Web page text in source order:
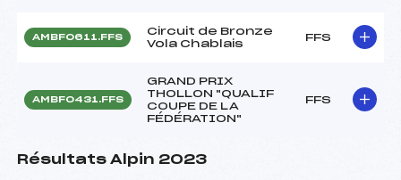
AMBF0611.FFS
Circuit de Bronze
Vola Chablais
FFS
AMBF0431.FFS
GRAND PRIX
THOLLON "QUALIF
COUPE DE LA
FÉDÉRATION"
FFS
Résultats Alpin 2023